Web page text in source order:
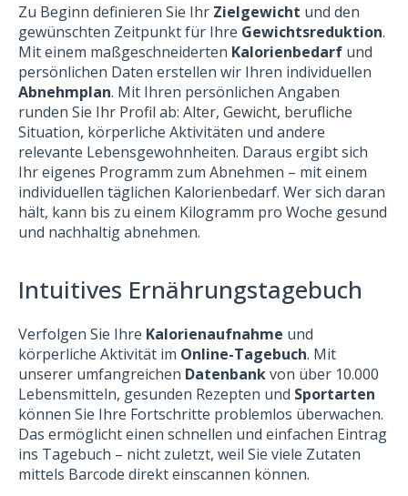
Zu Beginn definieren Sie Ihr Zielgewicht und den
gewünschten Zeitpunkt für Ihre Gewichtsreduktion.
Mit einem maßgeschneiderten Kalorienbedarf und
persönlichen Daten erstellen wir Ihren individuellen
Abnehmplan. Mit Ihren persönlichen Angaben
runden Sie Ihr Profil ab: Alter, Gewicht, berufliche
Situation, körperliche Aktivitäten und andere
relevante Lebensgewohnheiten. Daraus ergibt sich
Ihr eigenes Programm zum Abnehmen – mit einem
individuellen täglichen Kalorienbedarf. Wer sich daran
hält, kann bis zu einem Kilogramm pro Woche gesund
und nachhaltig abnehmen.
Intuitives Ernährungstagebuch
Verfolgen Sie Ihre Kalorienaufnahme und
körperliche Aktivität im Online-Tagebuch. Mit
unserer umfangreichen Datenbankvon über 10.000
Lebensmitteln, gesunden Rezepten und Sportarten
können Sie Ihre Fortschritte problemlos überwachen.
Das ermöglicht einen schnellen und einfachen Eintrag
ins Tagebuch – nicht zuletzt, weil Sie viele Zutaten
mittels Barcode direkt einscannen können.